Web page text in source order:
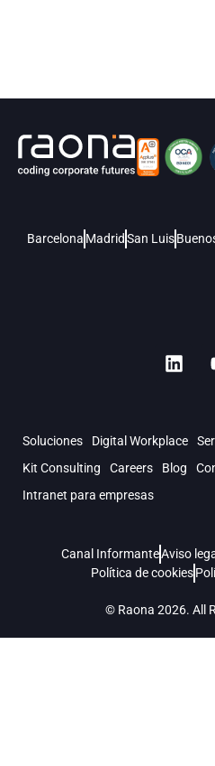
Barcelona MadridSan Luis
Soluciones Digital Workplace
Kit Consulting
Careers Blog
Intranet para empresas
© Raona 2026. All
Canal InformanteAviso
Política de cookies